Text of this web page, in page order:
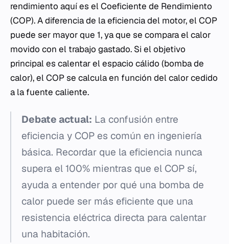
rendimiento aquí es el Coeficiente de Rendimiento
(COP). A diferencia de la eficiencia del motor, el COP
puede ser mayor que 1, ya que se compara el calor
movido con el trabajo gastado. Si el objetivo
principal es calentar el espacio cálido (bomba de
calor), el COP se calcula en función del calor cedido
a la fuente caliente.
Debate actual: La confusión entre
eficiencia y COP es común en ingeniería
básica. Recordar que la eficiencia nunca
supera el 100% mientras que el COP sí,
ayuda a entender por qué una bomba de
calor puede ser más eficiente que una
resistencia eléctrica directa para calentar
una habitación.